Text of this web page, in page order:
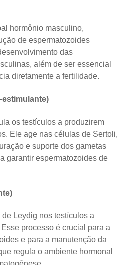
hormônio masculino,
de espermatozoides
das
além de ser essencial
diretamente a fertilidade.
os testículos a produzirem
Ele age nas células de Sertoli,
e suporte dos gametas
garantir espermatozoides de
Leydig nos testículos a
processo é crucial para a
e para a manutenção da
regula o ambiente hormonal